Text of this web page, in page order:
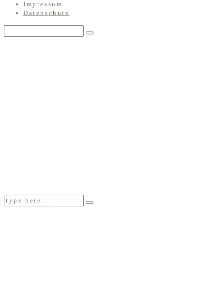
Impressum
Datenschutz